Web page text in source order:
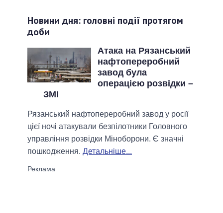
Новини дня: головні події протягом
доби
Атака на Рязанський
нафтопереробний
завод була
операцією розвідки –
ЗМІ
Рязанський нафтопереробний завод у росії
цієї ночі атакували безпілотники Головного
управління розвідки Міноборони. Є значні
пошкодження. Детальніше...